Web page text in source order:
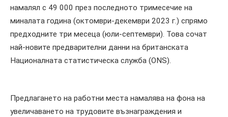
намалял с 49 000 през последното тримесечие на
миналата година (октомври-декември 2023 г.) спрямо
предходните три месеца (юли-септември). Това сочат
най-новите предварителни данни на британската
Националната статистическа служба (ONS).
Предлагането на работни места намалява на фона на
увеличаването на трудовите възнаграждения и